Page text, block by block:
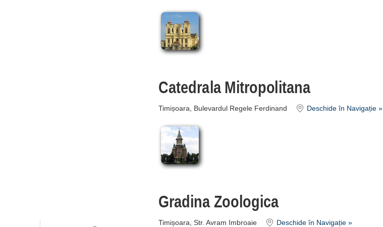
Catedrala Mitropolitana
Timișoara, Bulevardul Regele Ferdinand Deschide în Navigație »
Gradina Zoologica
Timișoara, Str. Avram Imbroaie Deschide în Navigație »